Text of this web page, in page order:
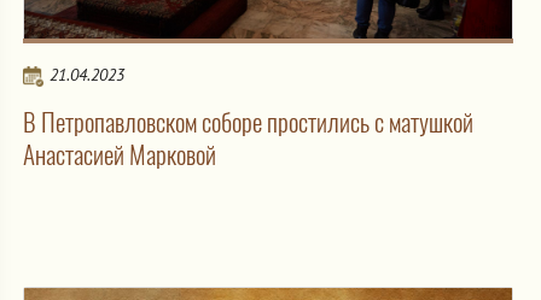
21.04.2023
В Петропавловском соборе простились с матушкой
Анастасией Марковой